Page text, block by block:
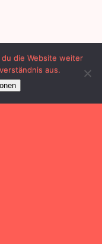
du die Website weiter
aus.